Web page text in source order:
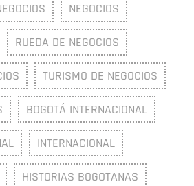
NEGOCIOS
RUEDA DE NEGOCIOS
TURISMO DE NEGOCIOS
BOGOTÁ INTERNACIONAL
INTERNACIONAL
HISTORIAS BOGOTANAS